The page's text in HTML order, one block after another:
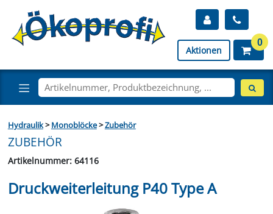
Aktionen
0
Hydraulik>Monoblöcke>Zubehör
ZUBEHÖR
Artikelnummer: 64116
Druckweiterleitung P40 Type A